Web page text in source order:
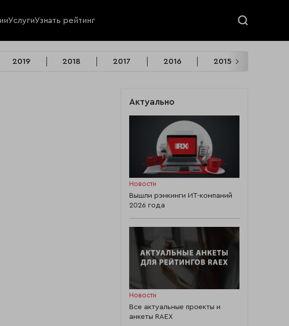
УслугиУзнать рейтинг
2019 2018 2017 2016 2015
Актуально
Новости
Вышли рэнкинги ИТ-компаний
2026 года
Новости
Все актуальные проекты и
анкеты RAEX